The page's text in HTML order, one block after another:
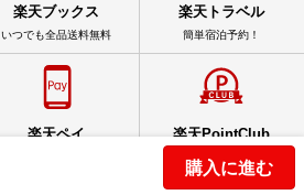
購入に進む
楽天ブックス
いつでも全品送料無料
楽天トラベル
簡単宿泊予約！
楽天ペイ 楽天PointClub
手軽にポイントを確認